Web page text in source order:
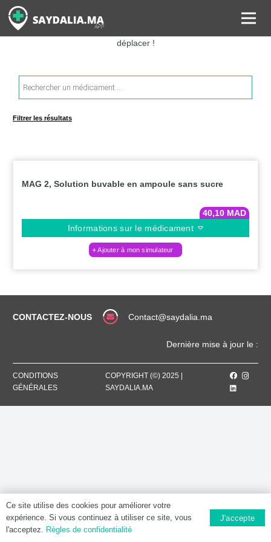
Rechercher les informations sur vos médicaments, leurs prix et
estimer ainsi le coût total de votre ordonnance, sans vous
déplacer !
Recherche
de
produits
Filtrer les résultats
MAG 2, Solution buvable en ampoule sans sucre
40,10 MAD
Informations sur le médicament
Ajouter à mon simulateur
CONTACTEZ-NOUS Contact@saydalia.ma
Dernière mise à jour le :
CONDITIONS
GÉNÉRALES
COPYRIGHT (©) 2025 |
SAYDALIA.MA
Ce site utilise des cookies pour améliorer votre
expérience. Si vous continuez à utiliser ce site, vous
l'acceptez. Règles de confidentialité
J'accepte